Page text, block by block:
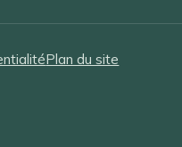
Plan du site